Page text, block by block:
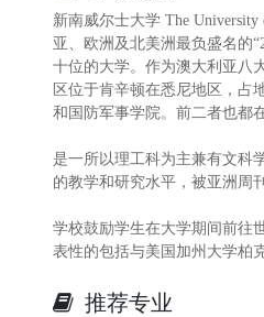
新南威尔士大学 The
亚、欧洲及北美洲最负盛名的
十位的大学。作为澳大利亚八
区位于肯辛顿在悉尼地区，占
和国防军事学院。前二者也都
是一所以理工科为主兼有文科
的教学和研究水平，被亚洲周
学校鼓励学生在大学期间前往
表性的包括与美国加州大学柏
推荐专业